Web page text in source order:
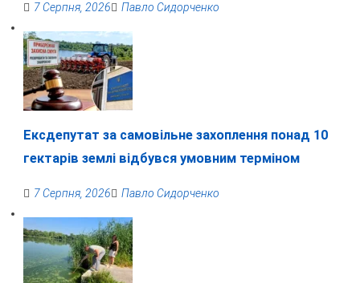
7 Серпня, 2026 Павло Сидорченко
Ексдепутат за самовільне захоплення понад 10
гектарів землі відбувся умовним терміном
7 Серпня, 2026 Павло Сидорченко